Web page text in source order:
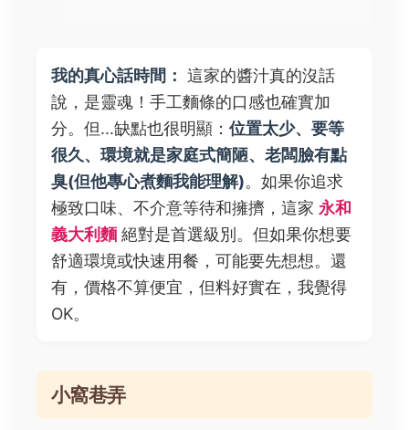
我的真心話時間： 這家的醬汁真的沒話
說，是靈魂！手工麵條的口感也確實加
分。但...缺點也很明顯： 位置太少、要等
很久、環境就是家庭式簡陋、老闆臉有點
臭(但他專心煮麵我能理解)。如果你追求
極致口味、不介意等待和擁擠，這家 永和
義大利麵 絕對是首選級別。但如果你想要
舒適環境或快速用餐，可能要先想想。還
有，價格不算便宜，但料好實在，我覺得
OK。
小窩巷弄